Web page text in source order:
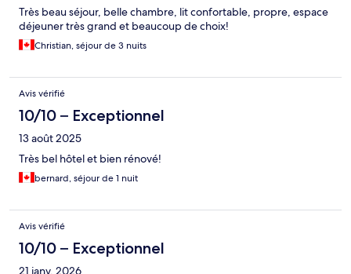
Très beau séjour, belle chambre, lit confortable, propre, espace
déjeuner très grand et beaucoup de choix!
Christian, séjour de 3 nuits
Avis vérifié
10/10 – Exceptionnel
13 août 2025
Très bel hôtel et bien rénové!
bernard, séjour de 1 nuit
Avis vérifié
10/10 – Exceptionnel
21 janv. 2026